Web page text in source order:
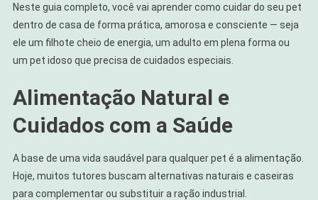
Neste guia completo, você vai aprender como cuidar do seu pet
dentro de casa de forma prática, amorosa e consciente — seja
ele um filhote cheio de energia, um adulto em plena forma ou
um pet idoso que precisa de cuidados especiais.
Alimentação Natural e
Cuidados com a Saúde
A base de uma vida saudável para qualquer pet é a alimentação.
Hoje, muitos tutores buscam alternativas naturais e caseiras
para complementar ou substituir a ração industrial.